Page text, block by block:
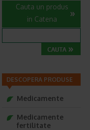
Cauta un produs
in Catena
DESCOPERA PRODUSE
Medicamente
Medicamente
fertilitate